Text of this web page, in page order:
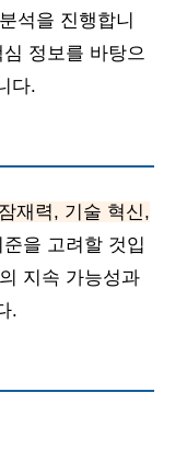
석을 진행합니
정보를 바탕으
다.
재력, 기술 혁신,
을 고려할 것입
지속 가능성과
.